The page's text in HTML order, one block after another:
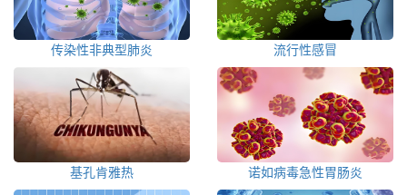
传染性非典型肺炎 流行性感冒
基孔肯雅热 诺如病毒急性胃肠炎